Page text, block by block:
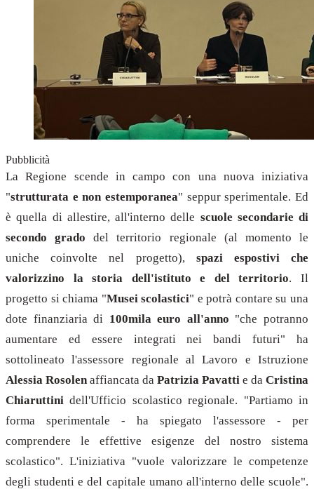
Pubblicità
La Regione scende in campo con una nuova iniziativa
"strutturata e non estemporanea" seppur sperimentale. Ed
è quella di allestire, all'interno delle scuole secondarie di
secondo grado del territorio regionale (al momento le
uniche coinvolte nel progetto), spazi espostivi che
valorizzino la storia dell'istituto e del territorio. Il
progetto si chiama "Musei scolastici" e potrà contare su una
dote finanziaria di 100mila euro all'anno "che potranno
aumentare ed essere integrati nei bandi futuri" ha
sottolineato l'assessore regionale al Lavoro e Istruzione
Alessia Rosolenaffiancata da Patrizia Pavatti e da Cristina
Chiaruttini dell'Ufficio scolastico regionale. "Partiamo in
forma sperimentale - ha spiegato l'assessore - per
comprendere le effettive esigenze del nostro sistema
scolastico". L'iniziativa "vuole valorizzare le competenze
degli studenti e del capitale umano all'interno delle scuole".